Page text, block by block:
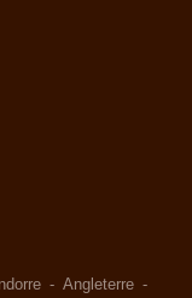
- Angleterre -